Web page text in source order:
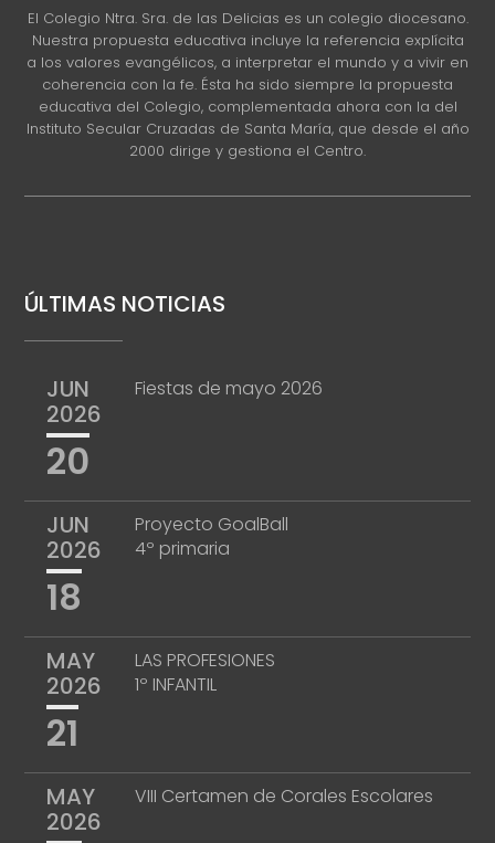
El Colegio Ntra. Sra. de las Delicias es un colegio diocesano.
Nuestra propuesta educativa incluye la referencia explícita
a los valores evangélicos, a interpretar el mundo y a vivir en
coherencia con la fe. Ésta ha sido siempre la propuesta
educativa del Colegio, complementada ahora con la del
Instituto Secular Cruzadas de Santa María, que desde el año
2000 dirige y gestiona el Centro.
ÚLTIMAS NOTICIAS
JUN
2026
20
Fiestas de mayo 2026
JUN
2026
18
Proyecto GoalBall
4º primaria
MAY
2026
21
LAS PROFESIONES
1º INFANTIL
MAY
2026
VIII Certamen de Corales Escolares